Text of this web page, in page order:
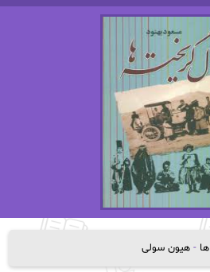
- هیون سولی